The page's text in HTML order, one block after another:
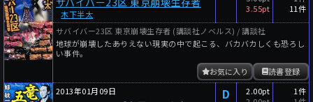
木下半太
3.55pt
11件
サバイバー23区 東京崩壊生存者 (講談社ノベルス) / 講談社
地球が崩壊した――ありえない現実の中で起こる、バカバカしくも恐ろし
い事件。
読書登録
お気に入り
2013年01月09日
D
2.00pt
1件